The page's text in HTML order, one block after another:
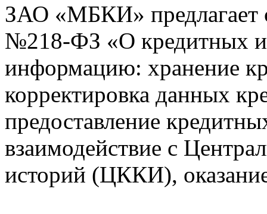
ЗАО «МБКИ» предлагает
№218-ФЗ «О кредитных
информацию: хранение
корректировка данных
предоставление
взаимодействие с
историй (ЦККИ),